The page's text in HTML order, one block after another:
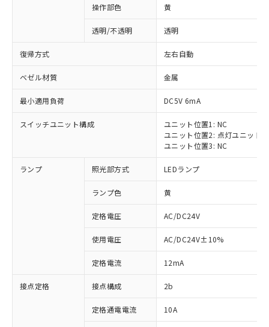
操作部色 黄
透明/不透明 透明
復帰方式 左右自動
ベゼル材質 金属
最小適用負荷 DC5V 6mA
スイッチユニット構成
ユニット位置1: NC
ユニット位置2: 点灯ユニット
ユニット位置3: NC
ランプ 照光部方式 LEDランプ
ランプ色 黄
定格電圧 AC/DC24V
使用電圧 AC/DC24V±10%
定格電流 12mA
接点定格 接点構成 2b
定格通電電流 10A
ご利用条件
※1 対応状況
対応済み：EU RoHS指令（10物質）の
非含有に対応した製品が提供可能な商品で
す。
対応予定：EU RoHS指令（10物質）の非含
有に対応した製品に切り替える予定のある